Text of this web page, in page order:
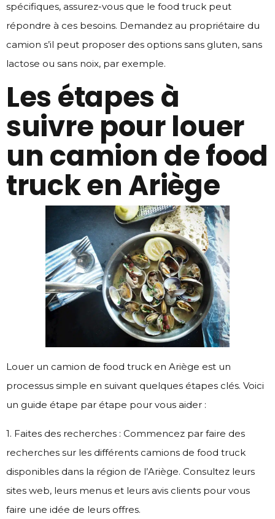
spécifiques, assurez-vous que le food truck peut
répondre à ces besoins. Demandez au propriétaire du
camion s’il peut proposer des options sans gluten, sans
lactose ou sans noix, par exemple.
Les étapes à
suivre pour louer
un camion de food
truck en Ariège
Louer un camion de food truck en Ariège est un
processus simple en suivant quelques étapes clés. Voici
un guide étape par étape pour vous aider :
1. Faites des recherches : Commencez par faire des
recherches sur les différents camions de food truck
disponibles dans la région de l’Ariège. Consultez leurs
sites web, leurs menus et leurs avis clients pour vous
faire une idée de leurs offres.